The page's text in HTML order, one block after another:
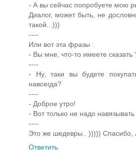
- А вы сейчас попробуете мою
Диалог, может быть, не
такой...)))
----
Или вот эта фразы :
- Вы мне, что-то имеете сказать
----
- Ну, таки вы будете
навсегда?
----
- Доброе утро!
- Вот только не надо
----
Это же шедевры.. ))))) Спасибо,
Ответить